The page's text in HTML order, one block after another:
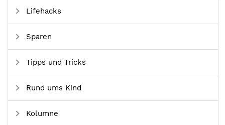
Lifehacks
Sparen
Tipps und Tricks
Rund ums Kind
Kolumne